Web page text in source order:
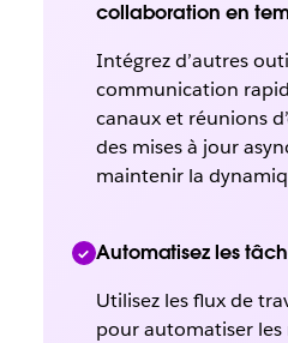
collaboration en
Intégrez d’autres
communication
canaux et réunions
des mises à jour
maintenir la
Automatisez les
Utilisez les flux de
pour automatiser les